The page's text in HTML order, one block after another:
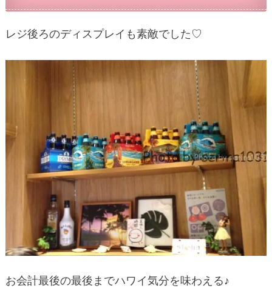
レジ後ろのディスプレイも素敵でした♡
お会計最後の最後までハワイ気分を味わえる♪